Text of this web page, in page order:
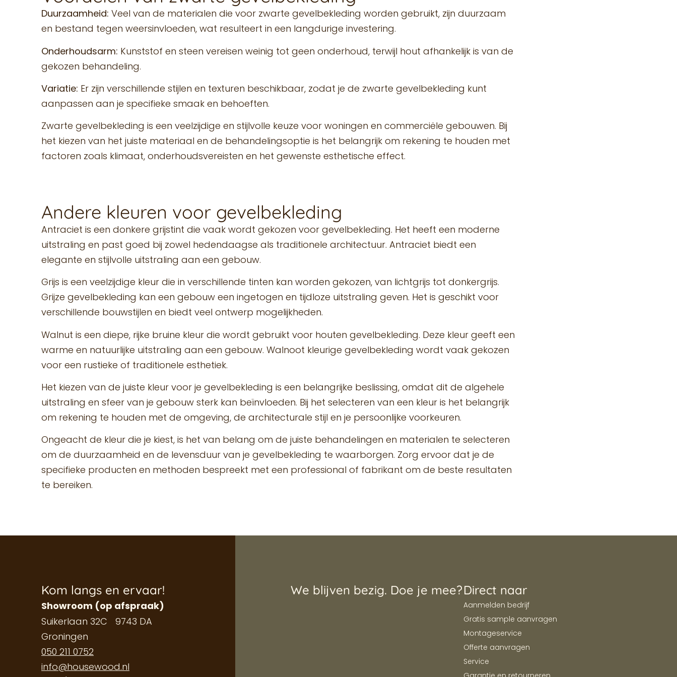
Duurzaamheid: Veel van de materialen die voor zwarte gevelbekleding worden gebruikt, zijn duurzaam
en bestand tegen weersinvloeden, wat resulteert in een langdurige investering.
Onderhoudsarm: Kunststof en steen vereisen weinig tot geen onderhoud, terwijl hout afhankelijk is van de
gekozen behandeling.
Variatie: Er zijn verschillende stijlen en texturen beschikbaar, zodat je de zwarte gevelbekleding kunt
aanpassen aan je specifieke smaak en behoeften.
Zwarte gevelbekleding is een veelzijdige en stijlvolle keuze voor woningen en commerciële gebouwen. Bij
het kiezen van het juiste materiaal en de behandelingsoptie is het belangrijk om rekening te houden met
factoren zoals klimaat, onderhoudsvereisten en het gewenste esthetische effect.
Andere kleuren voor gevelbekleding
Antraciet is een donkere grijstint die vaak wordt gekozen voor gevelbekleding. Het heeft een moderne
uitstraling en past goed bij zowel hedendaagse als traditionele architectuur. Antraciet biedt een
elegante en stijlvolle uitstraling aan een gebouw.
Grijs is een veelzijdige kleur die in verschillende tinten kan worden gekozen, van lichtgrijs tot donkergrijs.
Grijze gevelbekleding kan een gebouw een ingetogen en tijdloze uitstraling geven. Het is geschikt voor
verschillende bouwstijlen en biedt veel ontwerp mogelijkheden.
Walnut is een diepe, rijke bruine kleur die wordt gebruikt voor houten gevelbekleding. Deze kleur geeft een
warme en natuurlijke uitstraling aan een gebouw. Walnoot kleurige gevelbekleding wordt vaak gekozen
voor een rustieke of traditionele esthetiek.
Het kiezen van de juiste kleur voor je gevelbekleding is een belangrijke beslissing, omdat dit de algehele
uitstraling en sfeer van je gebouw sterk kan beïnvloeden. Bij het selecteren van een kleur is het belangrijk
om rekening te houden met de omgeving, de architecturale stijl en je persoonlijke voorkeuren.
Ongeacht de kleur die je kiest, is het van belang om de juiste behandelingen en materialen te selecteren
om de duurzaamheid en de levensduur van je gevelbekleding te waarborgen. Zorg ervoor dat je de
specifieke producten en methoden bespreekt met een professional of fabrikant om de beste resultaten
te bereiken.
Kom langs en ervaar!
Showroom (op afspraak)
Suikerlaan 32C 9743 DA
Groningen
050 211 0752
info@housewood.nl
We blijven bezig. Doe je mee?Direct naar
Aanmelden bedrijf
Gratis sample aanvragen
Montageservice
Offerte aanvragen
Service